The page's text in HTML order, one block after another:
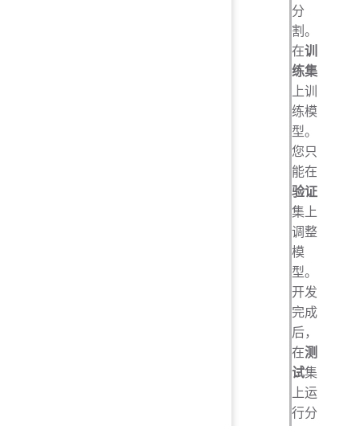
分
割。
在训
练集
上训
练模
型。
您只
能在
验证
集上
调整
模
型。
开发
完成
后，
在测
试集
上运
行分